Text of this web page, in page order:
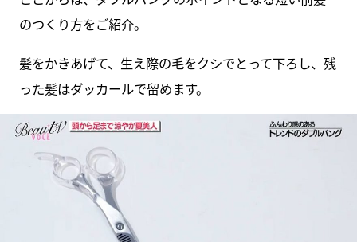
のつくり方をご紹介。
髪をかきあげて、生え際の毛をクシでとって下ろし、残
った髪はダッカールで留めます。